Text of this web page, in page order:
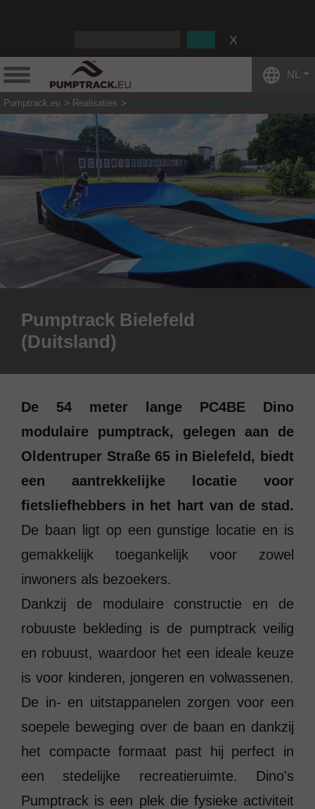
NL
Pumptrack.eu Realisaties Pumptrack Bielefeld (Duitsland)
Pumptrack Bielefeld
(Duitsland)
De 54 meter lange PC4BE Dino
modulaire pumptrack, gelegen aan de
Oldentruper Straße 65 in Bielefeld, biedt
een aantrekkelijke locatie voor
fietsliefhebbers in het hart van de stad.
De baan ligt op een gunstige locatie en is
gemakkelijk toegankelijk voor zowel
inwoners als bezoekers.
Dankzij de modulaire constructie en de
robuuste bekleding is de pumptrack veilig
en robuust, waardoor het een ideale keuze
is voor kinderen, jongeren en volwassenen.
De in- en uitstappanelen zorgen voor een
soepele beweging over de baan en dankzij
het compacte formaat past hij perfect in
een stedelijke recreatieruimte. Dino's
Pumptrack is een plek die fysieke activiteit